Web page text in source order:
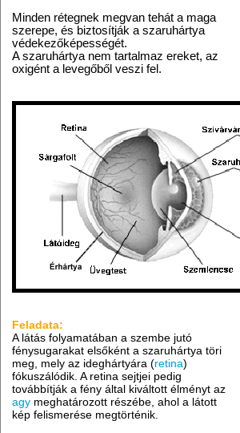
Minden rétegnek megvan tehát a maga
szerepe, és biztosítják a szaruhártya
védekezőképességét.
A szaruhártya nem tartalmaz ereket, az
oxigént a levegőből veszi fel.
Feladata:
A látás folyamatában a szembe jutó
fénysugarakat elsőként a szaruhártya töri
meg, mely az ideghártyára (retina)
fókuszálódik. A retina sejtjei pedig
továbbítják a fény által kiváltott élményt az
agy meghatározott részébe, ahol a látott
kép felismerése megtörténik.